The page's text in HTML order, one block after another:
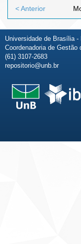
< Anterior
Universidade de Brasília -
Coordenadoria de
(61) 3107-2683
repositorio@unb.br